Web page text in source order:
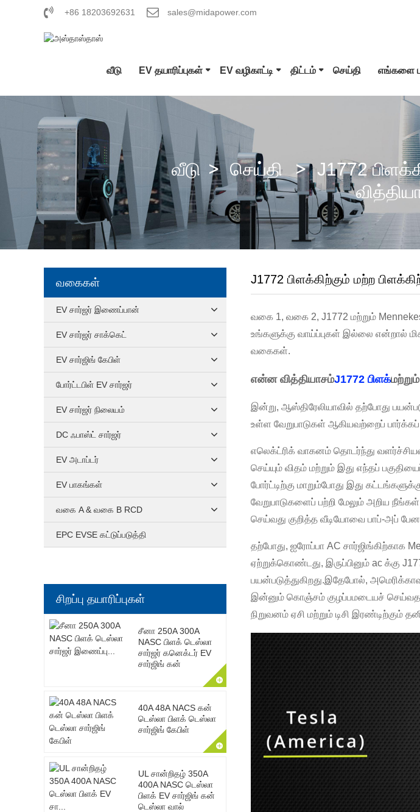
+86 18203692631 sales@midapower.com
வீடு EV தயாரிப்புகள்
CCS Combo 2
ஜிபி/டி டிசி துப்பாக்கி சாவோஜி
EV வழிகாட்டி திட்டம் செய்தி எங்களை
வீடு செய்தி
J1772
வகைகள்
EV சார்ஜர் இணைப்பான்
EV சார்ஜர் சாக்கெட்
EV சார்ஜிங் கேபிள்
போர்ட்டபிள் EV சார்ஜர்
EV சார்ஜர் நிலையம்
DC ஃபாஸ்ட் சார்ஜர்
EV அடாப்டர்
EV பாகங்கள்
வகை A & வகை B RCD
EPC EVSE கட்டுப்படுத்தி
சிறப்பு தயாரிப்புகள்
சீனா 250A 300A
NASC பிளக் டெஸ்லா
சார்ஜர் கனெக்டர் EV
சார்ஜிங் கன்
40A 48A NACS கன்
டெஸ்லா பிளக் டெஸ்லா
சார்ஜிங் கேபிள்
UL சான்றிதழ் 350A
400A NASC டெஸ்லா
பிளக் EV சார்ஜிங் கன்
டெஸ்லா வால்
J1772 பிளக்கிற்கும் மற்ற
வகை 1, வகை 2, J1772 மற்றும்
உங்களுக்கு வாய்ப்புகள் இல்லை என்றால்
வகைகள்.
என்ன வித்தியாசம்J1772 பிளக்
இன்று, ஆஸ்திரேலியாவில் தற்போது
உள்ள வேறுபாடுகள் ஆகியவற்றைப்
எலெக்ட்ரிக் வாகனம் தொடர்ந்து
செய்யும் விதம் மற்றும் இது எந்தப்
போர்ட்டிற்கு மாறும்போது இது
வேறுபாடுகளைப் பற்றி மேலும் அறிய
செய்வது குறித்த வீடியோவை பாப்-அப்
தற்போது, ​​ஐரோப்பா AC சார்ஜிங்கிற்காக
ஏற்றுக்கொண்டது, இருப்பினும் ac க்கு
பயன்படுத்துகிறது.இதேபோல்,
இன்னும் கொஞ்சம் குழப்பமடையச்
நிறுவனம் ஏசி மற்றும் டிசி இரண்டிற்கும்